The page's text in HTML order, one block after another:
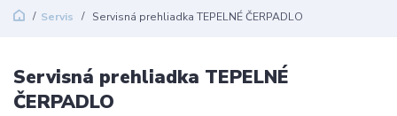
Servis Servisná prehliadka TEPELNÉ ČERPADLO
Servisná prehliadka TEPELNÉ
ČERPADLO